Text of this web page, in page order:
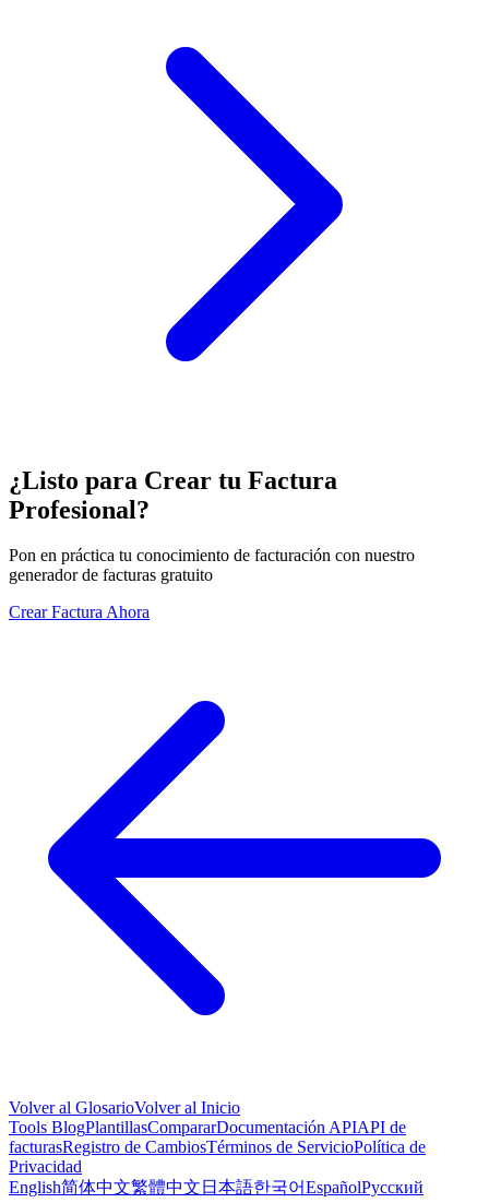
¿Listo para Crear tu Factura
Profesional?
Pon en práctica tu conocimiento de facturación con nuestro
generador de facturas gratuito
Crear Factura Ahora
Volver al GlosarioVolver al Inicio
Tools BlogPlantillasCompararDocumentación APIAPI de
facturasRegistro de CambiosTérminos de ServicioPolítica de
Privacidad
English简体中文繁體中文 日本語한국어EspañolРусский